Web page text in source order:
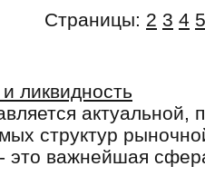
Страницы: 2 3 4 5
ликвидность
актуальной,
структур
это важнейшая